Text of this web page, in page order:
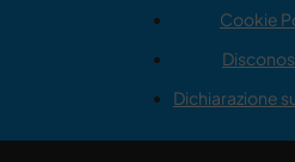
Cookie
Dichiarazione